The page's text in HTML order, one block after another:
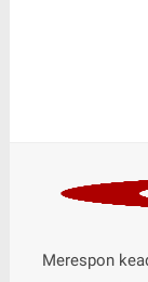
Merespon